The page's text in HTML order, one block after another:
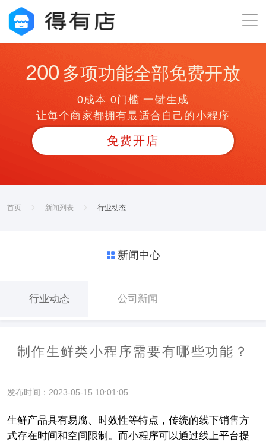
200 多项功能全部免费开放
0成本 0门槛 一键生成
让每个商家都拥有最适合自己的小程序
免费开店
首页 新闻列表 行业动态
新闻中心
行业动态 公司新闻
制作生鲜类小程序需要有哪些功能？
发布时间：2023-05-15 10:01:05
生鲜产品具有易腐、时效性等特点，传统的线下销售方
式存在时间和空间限制。而小程序可以通过线上平台提